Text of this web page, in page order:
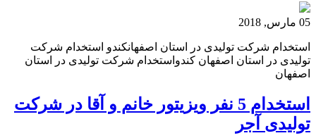
05 مارس, 2018
استخدام شرکت تولیدی در استان اصفهانکندو استخدام شرکت
تولیدی در استان اصفهان کندواستخدام شرکت تولیدی در استان
اصفهان
استخدام 5 نفر ویزیتور خانم و آقا در شرکت
تولیدی آجر